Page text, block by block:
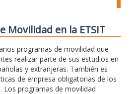
Movilidad en la ETSIT
programas de movilidad que
realizar parte de sus estudios en
y extranjeras. También es
de empresa obligatorias de los
Los programas de movilidad